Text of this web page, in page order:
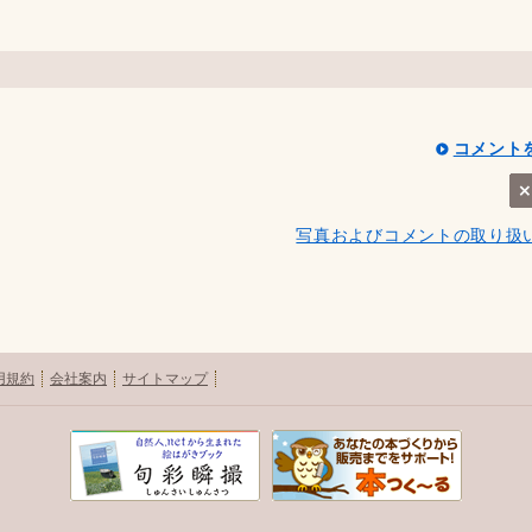
コメント
写真およびコメントの取り扱
規約 会社案内 サイトマップ